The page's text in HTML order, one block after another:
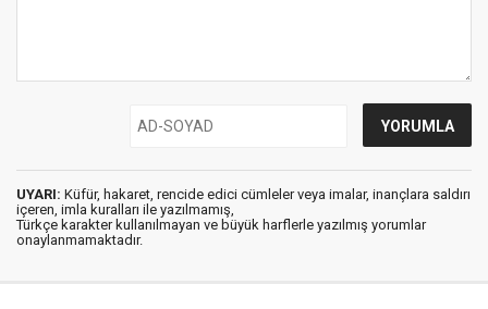
UYARI: Küfür, hakaret, rencide edici cümleler veya imalar, inançlara saldırı
içeren, imla kuralları ile yazılmamış,
Türkçe karakter kullanılmayan ve büyük harflerle yazılmış yorumlar
onaylanmamaktadır.